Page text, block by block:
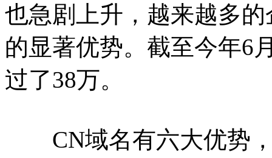
也急剧上升，越来越多
的显著优势。截至今年6
过了38万。
CN域名有六大优势，